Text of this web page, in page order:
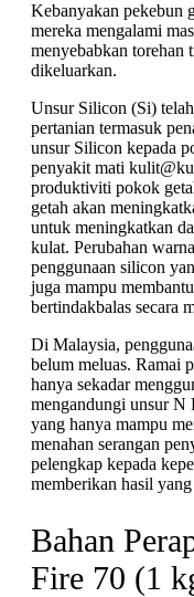
Kebanyakan pekebun
mereka mengalami
menyebabkan torehan
dikeluarkan.
Unsur Silicon (Si)
pertanian termasuk
unsur Silicon kepada
penyakit mati
produktiviti pokok
getah akan
untuk meningkatkan
kulat. Perubahan
penggunaan silicon
juga mampu
bertindakbalas secara
Di Malaysia,
belum meluas. Ramai
hanya sekadar
mengandungi unsur N
yang hanya mampu
menahan serangan
pelengkap kepada
memberikan hasil
Bahan
Fire 70 (1